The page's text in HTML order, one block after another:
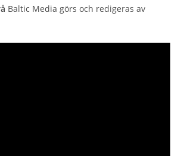
Baltic Media görs och redigeras av